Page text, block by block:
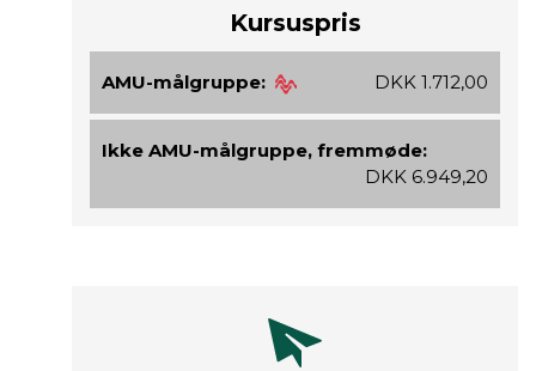
Kursuspris
AMU-målgruppe: DKK 1.712,00
Ikke AMU-målgruppe, fremmøde:
DKK 6.949,20